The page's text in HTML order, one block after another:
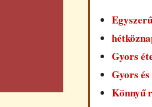
Gyors
Gyors
Könnyű